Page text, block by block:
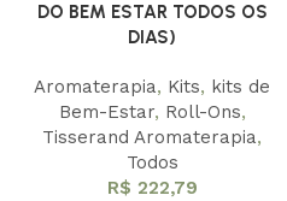
DO BEM ESTAR TODOS OS
DIAS)
Aromaterapia, Kits, kits de
Bem-Estar, Roll-Ons,
Tisserand Aromaterapia,
Todos
R$ 222,79